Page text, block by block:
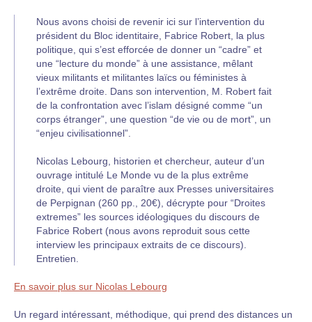
Nous avons choisi de revenir ici sur l’intervention du
président du Bloc identitaire, Fabrice Robert, la plus
politique, qui s’est efforcée de donner un “cadre” et
une “lecture du monde” à une assistance, mêlant
vieux militants et militantes laïcs ou féministes à
l’extrême droite. Dans son intervention, M. Robert fait
de la confrontation avec l’islam désigné comme “un
corps étranger”, une question “de vie ou de mort”, un
“enjeu civilisationnel”.
Nicolas Lebourg, historien et chercheur, auteur d’un
ouvrage intitulé Le Monde vu de la plus extrême
droite, qui vient de paraître aux Presses universitaires
de Perpignan (260 pp., 20€), décrypte pour “Droites
extremes” les sources idéologiques du discours de
Fabrice Robert (nous avons reproduit sous cette
interview les principaux extraits de ce discours).
Entretien.
En savoir plus sur Nicolas Lebourg
Un regard intéressant, méthodique, qui prend des distances un